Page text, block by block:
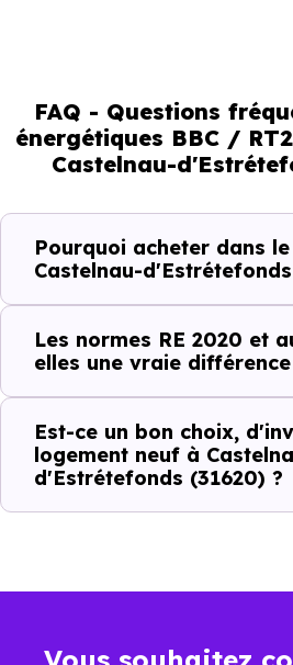
immobilier, en valorisant les biens
En résumé :
Normes énergétiques de
l’immobilier neuf
FAQ - Questions
énergétiques BBC /
Castelnau-
Pourquoi acheter dans
Castelnau-
Les normes RE 2020 et
elles une vraie différence
Est-ce un bon choix,
logement neuf à
d'Estrétefonds (31620) ?